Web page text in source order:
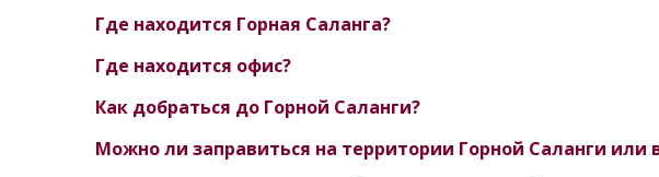
Где находится Горная Саланга?
Где находится офис?
Как добраться до Горной Саланги?
Можно ли заправиться на территории Горной Саланги или